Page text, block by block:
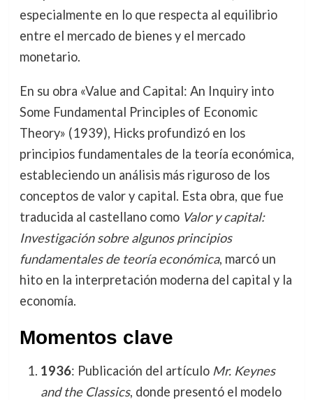
especialmente en lo que respecta al equilibrio
entre el mercado de bienes y el mercado
monetario.
En su obra «Value and Capital: An Inquiry into
Some Fundamental Principles of Economic
Theory» (1939), Hicks profundizó en los
principios fundamentales de la teoría económica,
estableciendo un análisis más riguroso de los
conceptos de valor y capital. Esta obra, que fue
traducida al castellano como Valor y capital:
Investigación sobre algunos principios
fundamentales de teoría económica, marcó un
hito en la interpretación moderna del capital y la
economía.
Momentos clave
1936: Publicación del artículo Mr. Keynes
and the Classics, donde presentó el modelo